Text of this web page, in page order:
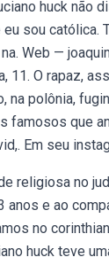
huck não
eu sou católica.
Web —
11. O rapaz,
na polônia,
famosos que
Em seu
religiosa no
anos e ao
no
huck teve